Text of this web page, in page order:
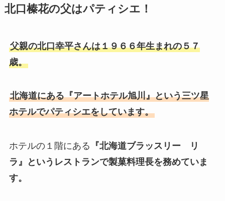
北口榛花の父はパティシエ！
父親の北口幸平さんは１９６６年生まれの５７
歳。
北海道にある『アートホテル旭川』という三ツ星
ホテルでパティシエをしています。
ホテルの１階にある 『北海道ブラッスリー リ
ラ』というレストランで製菓料理長を務めていま
す。